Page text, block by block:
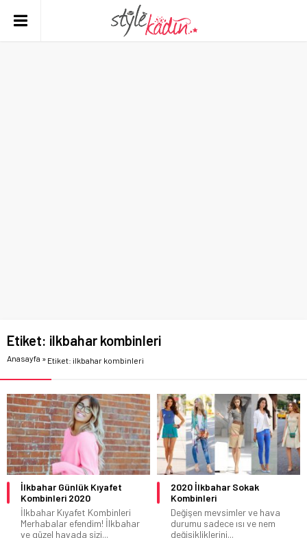
Etiket: ilkbahar kombinleri
Anasayfa » Etiket: ilkbahar kombinleri
İlkbahar Günlük Kıyafet
Kombinleri 2020
İlkbahar Kıyafet Kombinleri
Merhabalar efendim! İlkbahar
ve güzel havada sizi...
2020 İlkbahar Sokak
Kombinleri
Değişen mevsimler ve hava
durumu sadece ısı ve nem
değişikliklerini...